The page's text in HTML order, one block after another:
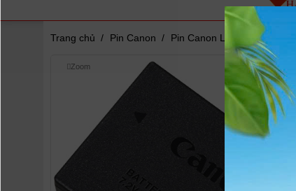
Trang chủ / Pin Canon / Pin Canon LP - E17
Zoom